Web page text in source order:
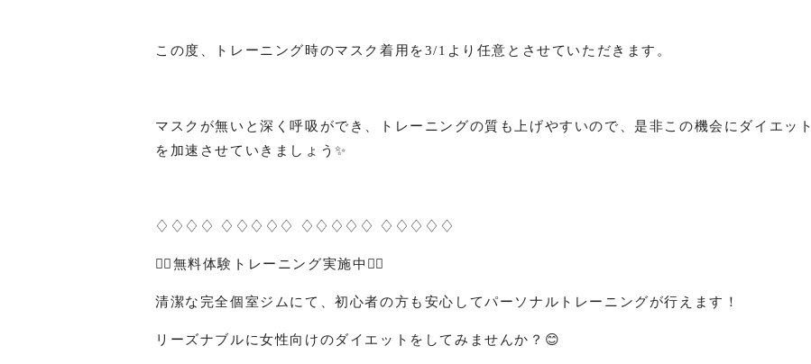
この度、トレーニング時のマスク着用を3/1より任意とさせていただきます。
マスクが無いと深く呼吸ができ、トレーニングの質も上げやすいので、是非この機会にダイエット
を加速させていきましょう✨
♢♢♢♢ ♢♢♢♢♢ ♢♢♢♢♢ ♢♢♢♢♢
🏋️‍♀️無料体験トレーニング実施中 🏋️‍♀️
清潔な完全個室ジムにて、初心者の方も安心してパーソナルトレーニングが行えます！
リーズナブルに女性向けのダイエットをしてみませんか？ 😊